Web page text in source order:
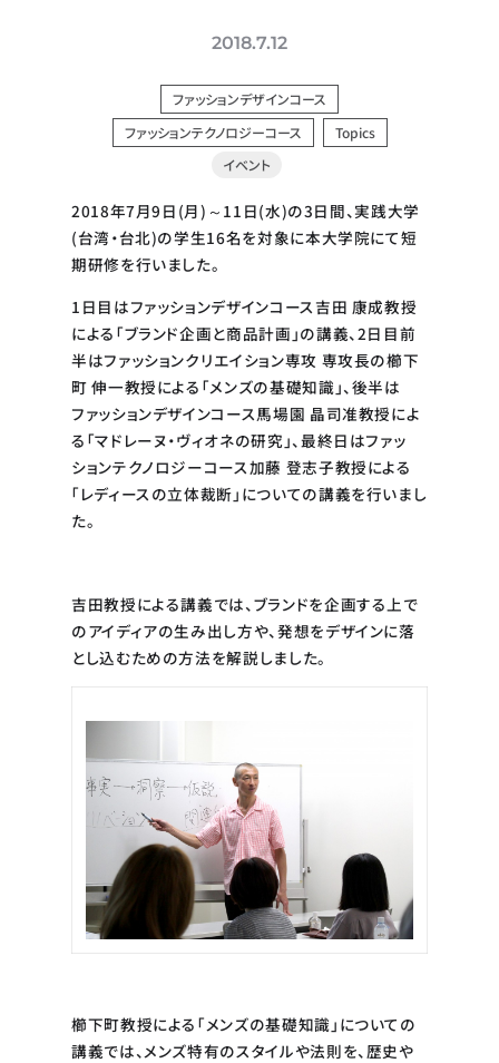
2018.7.12
ファッションデザインコース
ファッションテクノロジーコース
Topics
イベント
2018年7月9日(月)～11日(水)の3日間、実践大学
(台湾・台北)の学生16名を対象に本大学院にて短
期研修を行いました。
1日目はファッションデザインコース吉田 康成教授
による「ブランド企画と商品計画」の講義、2日目前
半はファッションクリエイション専攻 専攻長の櫛下
町 伸一教授による「メンズの基礎知識」、後半は
ファッションデザインコース馬場園 晶司准教授によ
る「マドレーヌ・ヴィオネの研究」、最終日はファッ
ションテクノロジーコース加藤 登志子教授による
「レディースの立体裁断」についての講義を行いまし
た。
吉田教授による講義では、ブランドを企画する上で
のアイディアの生み出し方や、発想をデザインに落
とし込むための方法を解説しました。
櫛下町教授による「メンズの基礎知識」についての
講義では、メンズ特有のスタイルや法則を、歴史や